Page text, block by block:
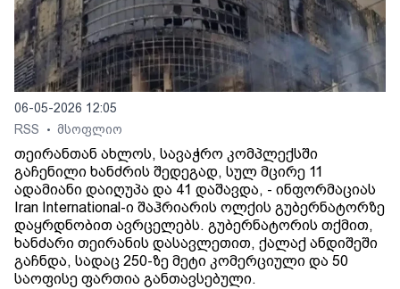
06-05-2026 12:05
RSS
• მსოფლიო
თეირანთან ახლოს, სავაჭრო კომპლექსში
გაჩენილი ხანძრის შედეგად, სულ მცირე 11
ადამიანი დაიღუპა და 41 დაშავდა, - ინფორმაციას
Iran International-ი შაჰრიარის ოლქის გუბერნატორზე
დაყრდნობით ავრცელებს. გუბერნატორის თქმით,
ხანძარი თეირანის დასავლეთით, ქალაქ ანდიშეში
გაჩნდა, სადაც 250-ზე მეტი კომერციული და 50
საოფისე ფართია განთავსებული.